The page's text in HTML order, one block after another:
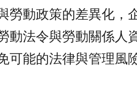
勞動政策的差異化，
動法令與勞動關係人
可能的法律與管理風